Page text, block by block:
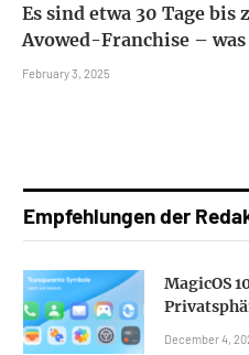
Es sind etwa 30 Tage bis
Avowed-Franchise –
February 3, 2025
Empfehlungen der
MagicOS
December 4,